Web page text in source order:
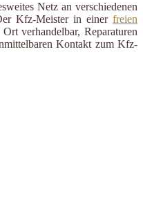
Netz an verschiedenen
Kfz-Meister in einer freien
verhandelbar, Reparaturen
Kontakt zum Kfz-